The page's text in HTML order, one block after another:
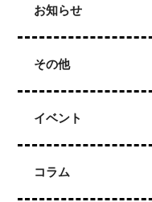
お知らせ
その他
イベント
コラム